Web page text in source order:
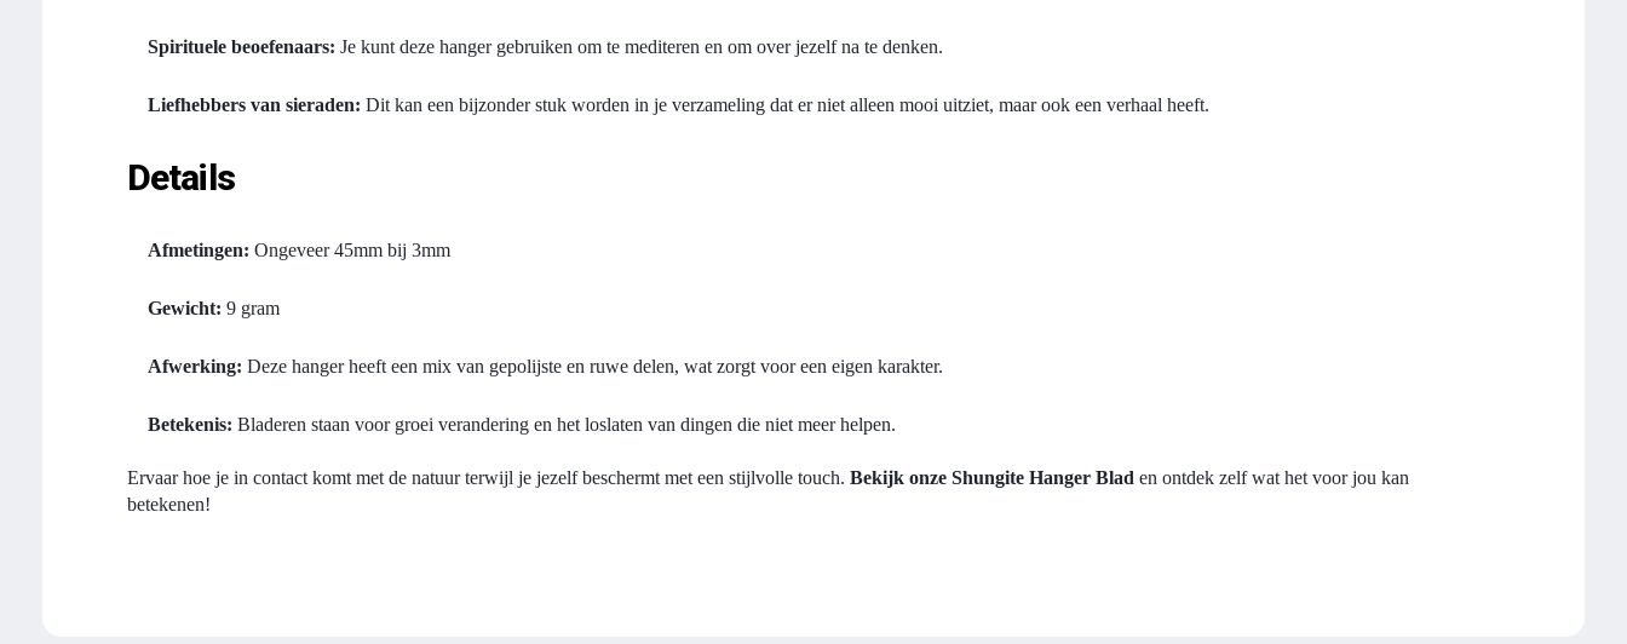
Spirituele beoefenaars: Je kunt deze hanger gebruiken om te mediteren en om over jezelf na te denken.
Liefhebbers van sieraden: Dit kan een bijzonder stuk worden in je verzameling dat er niet alleen mooi uitziet, maar ook een verhaal heeft.
Details
Afmetingen: Ongeveer 45mm bij 3mm
Gewicht: 9 gram
Afwerking: Deze hanger heeft een mix van gepolijste en ruwe delen, wat zorgt voor een eigen karakter.
Betekenis: Bladeren staan voor groei verandering en het loslaten van dingen die niet meer helpen.
Ervaar hoe je in contact komt met de natuur terwijl je jezelf beschermt met een stijlvolle touch.Bekijk onze Shungite Hanger Blad en ontdek zelf wat het voor jou kan
betekenen!